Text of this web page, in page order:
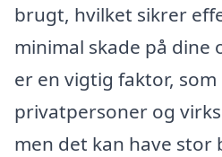
brugt, hvilket sikrer
minimal skade på dine
er en vigtig faktor, som
privatpersoner og
men det kan have